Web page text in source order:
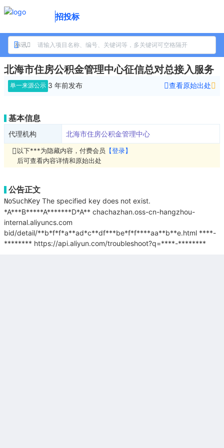
招投标
标讯
北海市住房公积金管理中心征信总对总接入服务
单一来源公示 3 年前发布 查看原始出处
基本信息
代理机构 北海市住房公积金管理中心
以下***为隐藏内容，付费会员 【登录】
后可查看内容详情和原始出处
公告正文
NoSuchKey The specified key does not exist.
*A***B*****A*******D*A** chachazhan.oss-cn-hangzhou-
internal.aliyuncs.com
bid/detail/**b*f*f*a**ad*c**df***be*f*f****aa**b**e.html ****-
******** https://api.aliyun.com/troubleshoot?q=****-********